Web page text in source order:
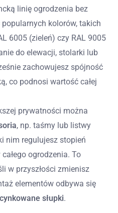
linię ogrodzenia bez
kolorów, takich
6005 (zieleń) czy RAL 9005
do elewacji, stolarki lub
zachowujesz spójność
co podnosi wartość całej
prywatności można
, np. taśmy lub listwy
nim regulujesz stopień
ogrodzenia. To
w przyszłości zmienisz
elementów odbywa się
słupki.